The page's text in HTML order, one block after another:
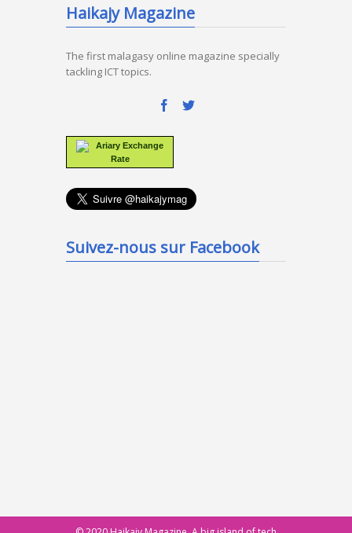
Haikajy Magazine
The first malagasy online magazine specially
tackling ICT topics.
Ariary Exchange
Rate
Suivez-nous sur Facebook